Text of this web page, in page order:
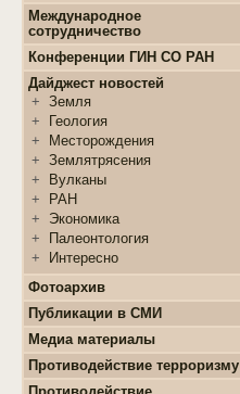
+ Личные кабинеты
аспирантов
+
Нормативные документы
+
Полезные ссылки
+
образцов
+ Документы
+
+ Обсерватории
+
Стационары
+
Контакты
Международное
сотрудничество
Конференции ГИН СО РАН
Дайджест новостей
+ Земля
+
Геология
+
Месторождения
+ Землятрясения
+
Вулканы
+
РАН
+
Экономика
+
Палеонтология
+
Интересно
Фотоархив
Публикации в СМИ
Медиа материалы
Противодействие терроризму